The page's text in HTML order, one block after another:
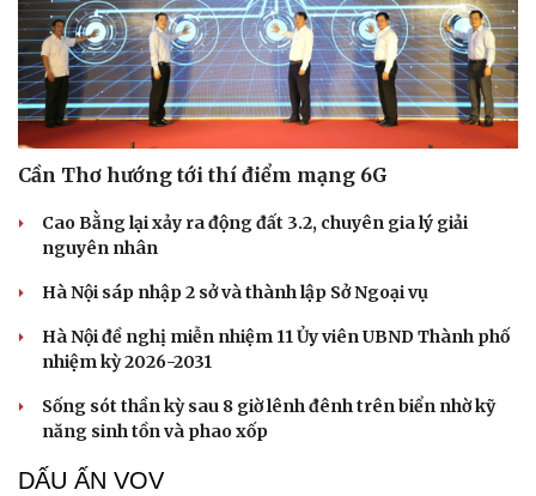
Du lịch
Tư vấn
check-in
Podcast
Câu chuyện thời sự
Đọc truyện đêm khuya
Cửa sổ tình yêu
Hạt giống tâm hồn
Cần Thơ hướng tới thí điểm mạng 6G
Cao Bằng lại xảy ra động đất 3.2, chuyên gia lý giải
nguyên nhân
Hà Nội sáp nhập 2 sở và thành lập Sở Ngoại vụ
Hà Nội đề nghị miễn nhiệm 11 Ủy viên UBND Thành phố
nhiệm kỳ 2026-2031
Sống sót thần kỳ sau 8 giờ lênh đênh trên biển nhờ kỹ
năng sinh tồn và phao xốp
DẤU ẤN VOV